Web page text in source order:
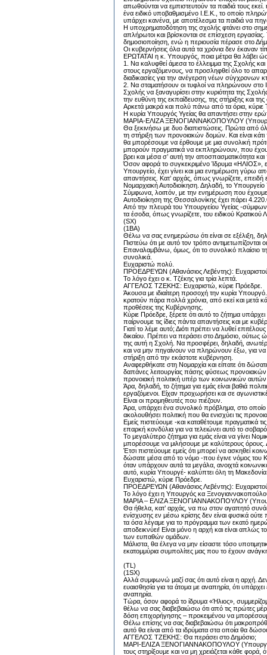
απωθούνται να εμπιστευτούν τα παιδιά τους
ένα ειδικό υποβαθμισμένο Ι.Ε.Κ., το οποίο
υπάρχει κανένα, με αποτέλεσμα τα παιδιά να
Η υποχρηματοδότηση της σχολής φτάνει στο
απλήρωτοι και βρίσκονται σε επίσχεση
δημοσιοποίηση, ενώ η περιουσία πέρασε στο
Οι κυβερνήσεις όλα αυτά τα χρόνια δεν έκαναν
ΕΡΩΤΑΤΑΙ η κ. Υπουργός, ποια μέτρα θα λάβει
1. Να καλυφθεί άμεσα το έλλειμμα της Σχολής
στους εργαζόμενους, να προσληφθεί όλο το
διαδικασίες για την ανέγερση νέων σύγχρονων
2. Να σταματήσουν οι τυφλοί να πληρώνουν στο
Σχολής να ξαναγυρίσει στην κυριότητα της
την ευθύνη της εκπαίδευσης, της στήριξης και
Αρκετά μακρά και πολύ πάνω από τα όρια,
Η κυρία Υπουργός Υγείας θα απαντήσει στην
ΜΑΡΙΑ-ΕΛΙΖΑ ΞΕΝΟΓΙΑΝΝΑΚΟΠΟΥΛΟΥ (Υπουργός
Θα ξεκινήσω με δυο διαπιστώσεις. Πρώτα από
τη στήριξη των προνοιακών δομών. Και είναι
θα μπορέσουμε να έρθουμε με μια συνολική
μπορούν πραγματικά να εκπληρώνουν, που
βρει και μέσα σ’ αυτή την αποσπασματικότητα
Όσον αφορά το συγκεκριμένο Ίδρυμα «ΗΛΙΟΣ»,
Υπουργείο, έχει γίνει και μια ενημέρωση γύρω
απαντήσεις. Κατ’ αρχάς, όπως γνωρίζετε, επειδή
Νομαρχιακή Αυτοδιοίκηση. Δηλαδή, το Υπουργείο
Σύμφωνα, λοιπόν, με την ενημέρωση που
Αυτοδιοίκηση της Θεσσαλονίκης έχει πάρει
Από την πλευρά του Υπουργείου Υγείας -
τα έσοδα, όπως γνωρίζετε, του ειδικού
(SX)
(1BA)
Θέλω να σας ενημερώσω ότι είναι σε εξέλιξη,
Πιστεύω ότι με αυτό τον τρόπο αντιμετωπίζονται
Επαναλαμβάνω, όμως, ότι το συνολικό πλαίσιο
συνολικά.
Ευχαριστώ πολύ.
ΠΡΟΕΔΡΕΥΩΝ (Αθανάσιος Λεβέντης):
Το λόγο έχει ο κ. Τζέκης για τρία λεπτά.
ΑΓΓΕΛΟΣ ΤΖΕΚΗΣ: Ευχαριστώ, κύριε Πρόεδρε.
Άκουσα με ιδιαίτερη προσοχή την κυρία Υπουργό.
κρατούν πάρα πολλά χρόνια, από εκεί και μετά
προθέσεις της Κυβέρνησης.
Κύριε Πρόεδρε, ξέρετε ότι αυτό το ζήτημα
παίρνουμε τις ίδιες πάντα απαντήσεις και με
Γιατί το λέμε αυτό; Διότι πρέπει να λυθεί
δικαίου. Πρέπει να περάσει στο Δημόσιο,
της αυτή η Σχολή. Να προσφέρει, δηλαδή,
και να μην πηγαίνουν να πληρώνουν έξω, για να
στήριξη από την εκάστοτε κυβέρνηση.
Αναφερθήκατε στη Νομαρχία και είπατε ότι
δαπάνες λειτουργίας πάσης φύσεως
προνοιακή πολιτική υπέρ των κοινωνικών
Άρα, δηλαδή, το ζήτημα για εμάς είναι βαθιά
εργαζόμενοι. Είχαν προχωρήσει και σε
Είναι οι προμηθευτές που πιέζουν.
Άρα, υπάρχει ένα συνολικό πρόβλημα, στο
ακολουθήσει πολιτική που θα ενισχύει τις
Εμείς πιστεύουμε -και καταθέτουμε πραγματικά
επαρκή κονδύλια για να τελειώνει αυτό το
Το μεγαλύτερο ζήτημα για εμάς είναι να γίνει
μπορέσουμε να μιλήσουμε με καλύτερους όρους.
Έτσι πιστεύουμε εμείς ότι μπορεί να ασκηθεί
δώσατε μέσα από το νόμο -που έγινε νόμος του
όταν υπάρχουν αυτά τα μεγάλα, ανοιχτά
αυτό, κυρία Υπουργέ- καλύπτει όλη τη
Ευχαριστώ, κύριε Πρόεδρε.
ΠΡΟΕΔΡΕΥΩΝ (Αθανάσιος Λεβέντης):
Το λόγο έχει η Υπουργός κα
ΜΑΡΙΑ – ΕΛΙΖΑ ΞΕΝΟΓΙΑΝΝΑΚΟΠΟΥΛΟΥ
Θα ήθελα, κατ’ αρχάς, να πω στον αγαπητό
ενίσχυσης εν μέσω κρίσης δεν είναι φυσικά
τα όσα λέγαμε για το πρόγραμμα των εκατό
αποδεικνύει! Είναι μόνο η αρχή και είναι απλώς
των ευπαθών ομάδων.
Μάλιστα, θα έλεγα να μην είσαστε τόσο
εκατομμύρια συμπολίτες μας που το έχουν
(TL)
(1SX)
Αλλά συμφωνώ μαζί σας ότι αυτό είναι η αρχή.
ευαισθησία για τα άτομα με αναπηρία, ότι
αναπηρία.
Τώρα, όσον αφορά το ίδρυμα «Ήλιος»,
θέλω να σας διαβεβαιώσω ότι από τις πρώτες
δόση επιχορήγησης – προκειμένου να
Θέλω επίσης να σας διαβεβαιώσω ότι
αυτό θα είναι από τα ιδρύματα στα οποία θα
ΑΓΓΕΛΟΣ ΤΖΕΚΗΣ: Θα περάσει στο Δημόσιο;
ΜΑΡΙ-ΕΛΙΖΑ ΞΕΝΟΓΙΑΝΝΑΚΟΠΟΥΛΟΥ (Υπουργός
τους στηρίξουμε και να μη χρειάζεται κάθε